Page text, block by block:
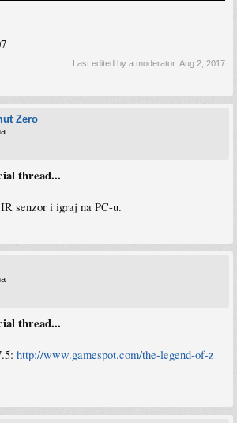
Last edited by a moderator: Aug 2, 2017
Zero
thread...
senzor i igraj na PC-u.
thread...
http://www.gamespot.com/the-legend-of-z